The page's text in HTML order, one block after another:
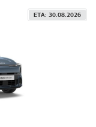
ETA: 30.08.2026